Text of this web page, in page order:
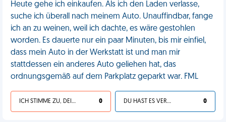
Heute gehe ich einkaufen. Als ich den Laden verlasse,
suche ich überall nach meinem Auto. Unauffindbar, fange
ich an zu weinen, weil ich dachte, es wäre gestohlen
worden. Es dauerte nur ein paar Minuten, bis mir einfiel,
dass mein Auto in der Werkstatt ist und man mir
stattdessen ein anderes Auto geliehen hat, das
ordnungsgemäß auf dem Parkplatz geparkt war. FML
ICH STIMME ZU, DEIN LEBEN IST SCHEISSE 0 DU HAST ES VERDIENT 0